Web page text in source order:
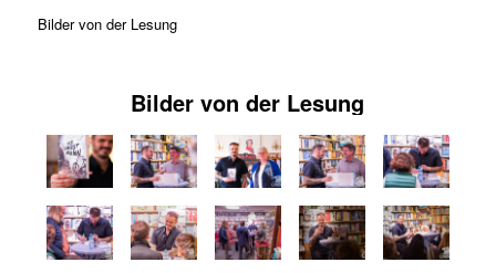
Bilder von der Lesung
Bilder von der Lesung